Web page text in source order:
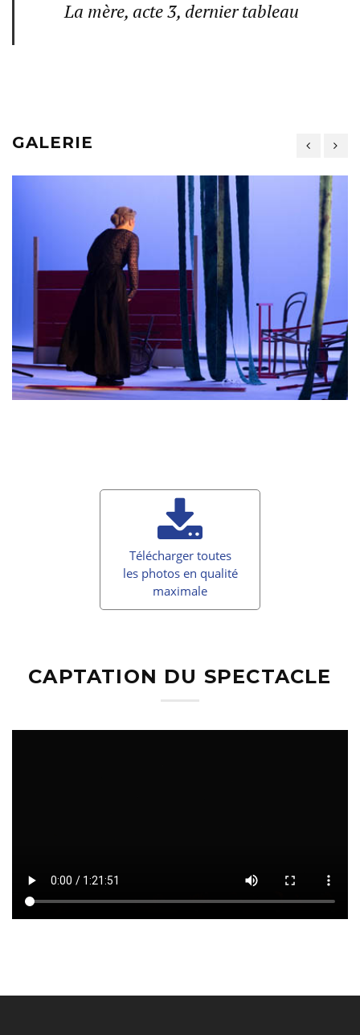
La mère, acte 3, dernier tableau
GALERIE
Télécharger toutes
les photos en qualité
maximale
CAPTATION DU SPECTACLE